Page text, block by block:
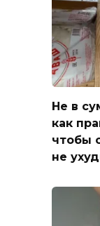
Не в
как
чтобы
не